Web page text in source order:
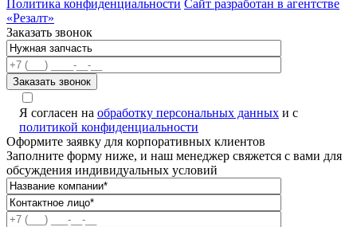
Политика конфиденциальности Сайт разработан в агентстве
«Резалт»
Заказать звонок
Я согласен на обработку персональных данных и с
политикой конфиденциальности
Оформите заявку для корпоративных клиентов
Заполните форму ниже, и наш менеджер свяжется с вами для
обсуждения индивидуальных условий